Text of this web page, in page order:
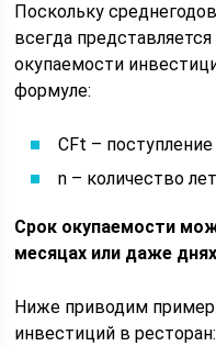
Поскольку
всегда
окупаемости
формуле:
CFt –
n – количество
Срок окупаемости
месяцах или даже
Ниже приводим пример
инвестиций в ресторан: